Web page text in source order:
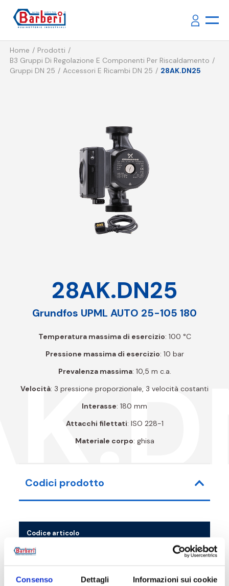
Consenso Dettagli Informazioni sui cookie
Home
Prodotti
B3 Gruppi Di Regolazione E Componenti Per Riscaldamento
Gruppi DN 25
Accessori E Ricambi DN 25 28AK.DN25
28AK.DN25
Grundfos UPML AUTO 25-105 180
Temperatura massima di esercizio: 100 °C
Pressione massima di esercizio: 10 bar
Prevalenza massima: 10,5 m c.a.
Velocità: 3 pressione proporzionale, 3 velocità costanti
Interasse: 180 mm
Attacchi filettati: ISO 228-1
Materiale corpo: ghisa
Codici prodotto
Codice articolo
28A040105BK